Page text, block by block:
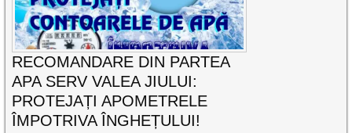
RECOMANDARE DIN PARTEA
APA SERV VALEA JIULUI:
PROTEJAȚI APOMETRELE
ÎMPOTRIVA ÎNGHEȚULUI!